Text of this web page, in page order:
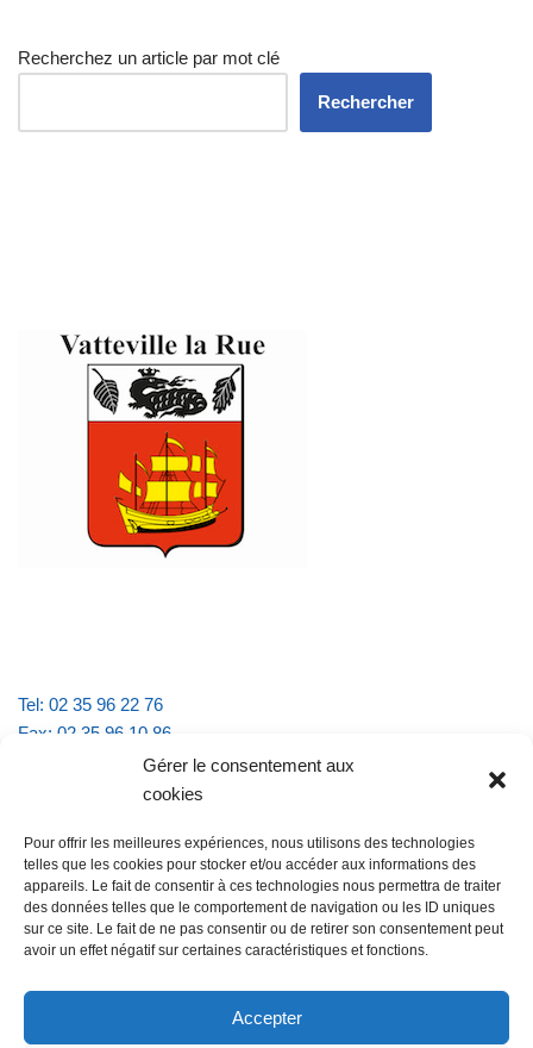
Gérer le consentement aux
cookies
Pour offrir les meilleures expériences, nous utilisons des technologies
telles que les cookies pour stocker et/ou accéder aux informations des
appareils. Le fait de consentir à ces technologies nous permettra de traiter
des données telles que le comportement de navigation ou les ID uniques
sur ce site. Le fait de ne pas consentir ou de retirer son consentement peut
avoir un effet négatif sur certaines caractéristiques et fonctions.
Accepter
Recherchez un article par mot clé
Rechercher
Tel: 02 35 96 22 76
Fax: 02 35 96 10 86
Email : mairie.vattevillelarue@wanadoo.fr
lundi et jeudi de 9h à 11h30
mardi et vendredi de 16h à 18h30